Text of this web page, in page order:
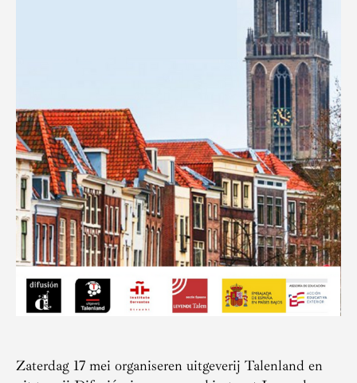
Zaterdag 17 mei organiseren uitgeverij Talenland en